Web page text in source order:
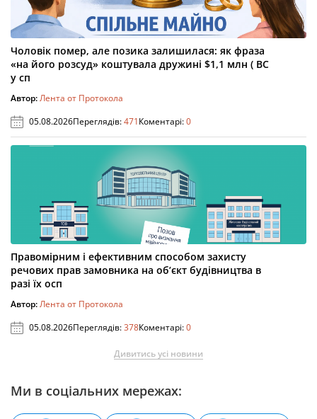
Чоловік помер, але позика залишилася: як фраза
«на його розсуд» коштувала дружині $1,1 млн ( ВС
у сп
Автор:Лента от Протокола
05.08.2026Переглядів:471Коментарі:0
Правомірним і ефективним способом захисту
речових прав замовника на об’єкт будівництва в
разі їх осп
Автор:Лента от Протокола
05.08.2026Переглядів:378Коментарі:0
Дивитись усі новини
Ми в соціальних мережах: